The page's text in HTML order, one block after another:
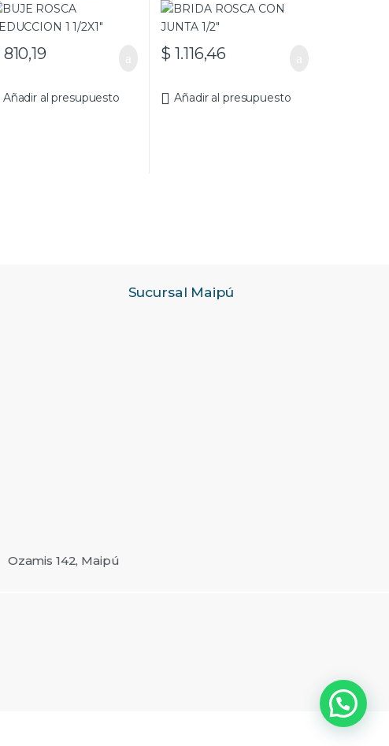
810,19
Añadir al presupuesto
$ 1.116,46
Añadir al presupuesto
Sucursal Maipú
Ozamis 142, Maipú